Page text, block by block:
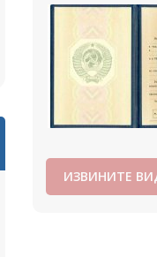
ИЗВИНИТЕ